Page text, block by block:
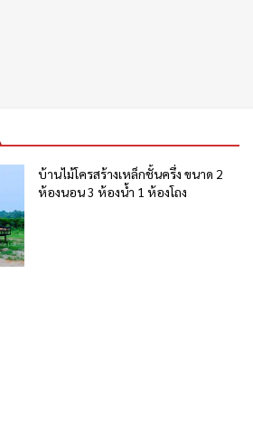
บ้านไม้โครสร้างเหล็กชั้นครึ่ง ขนาด 2
ห้องนอน 3 ห้องน้ำ 1 ห้องโถง